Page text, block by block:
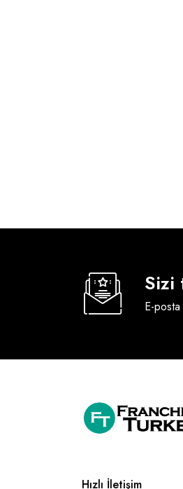
Sizi
E-
Hızlı İletişim